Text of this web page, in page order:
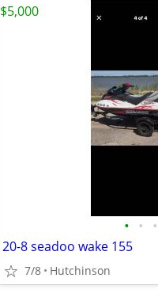
• • •
20-8 seadoo wake 155
7/8 Hutchinson
$5,000